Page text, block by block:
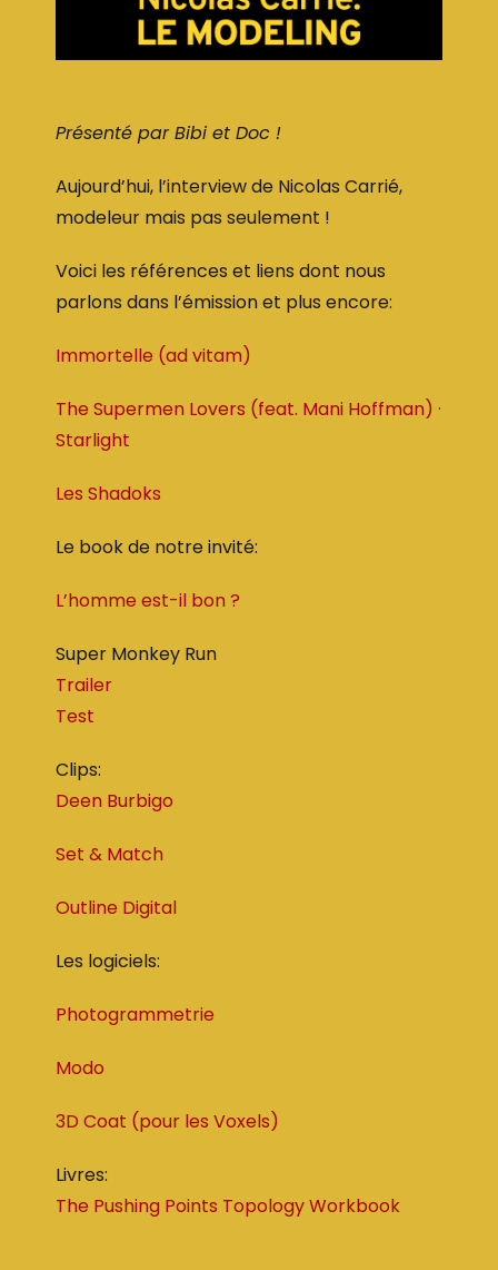
Présenté par Bibi et Doc !
Aujourd’hui, l’interview de Nicolas Carrié,
modeleur mais pas seulement !
Voici les références et liens dont nous
parlons dans l’émission et plus encore:
Immortelle (ad vitam)
The Supermen Lovers (feat. Mani Hoffman) ·
Starlight
Les Shadoks
Le book de notre invité:
L’homme est-il bon ?
Super Monkey Run
Trailer
Test
Clips:
Deen Burbigo
Set & Match
Outline Digital
Les logiciels:
Photogrammetrie
Modo
3D Coat (pour les Voxels)
Livres:
The Pushing Points Topology Workbook